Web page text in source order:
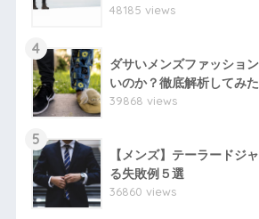
48185 views
4
ダサいメンズファッショ
いのか？徹底解析してみた
39868 views
5
【メンズ】テーラードジ
る失敗例５選
36860 views